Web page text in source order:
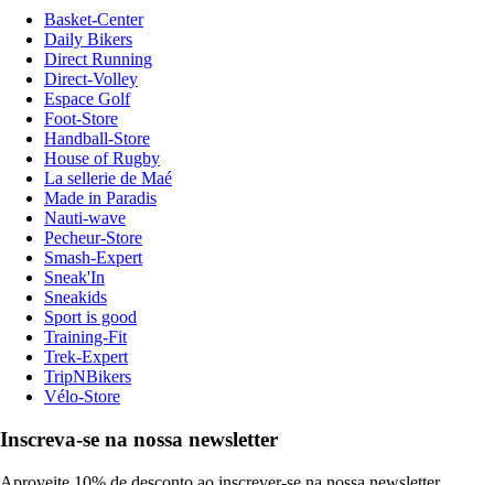
Basket-Center
Daily Bikers
Direct Running
Direct-Volley
Espace Golf
Foot-Store
Handball-Store
House of Rugby
La sellerie de Maé
Made in Paradis
Nauti-wave
Pecheur-Store
Smash-Expert
Sneak'In
Sneakids
Sport is good
Training-Fit
Trek-Expert
TripNBikers
Vélo-Store
Inscreva-se na nossa newsletter